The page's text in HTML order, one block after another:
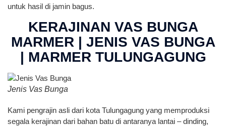
untuk hasil di jamin bagus.
KERAJINAN VAS BUNGA
MARMER | JENIS VAS BUNGA
| MARMER TULUNGAGUNG
Jenis Vas Bunga
Kami pengrajin asli dari kota Tulungagung yang memproduksi
segala kerajinan dari bahan batu di antaranya lantai – dinding,